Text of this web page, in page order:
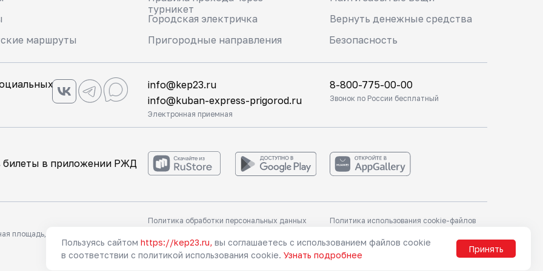
Пользуясь сайтом https://kep23.ru, вы соглашаетесь с использованием файлов cookie
в соответствии с политикой использования cookie. Узнать подробнее
Принять
билеты в приложении РЖД
8-800-775-00-00
Городская электричка
Безопасность
Пригородные направления
Вернуть денежные средства
info@kep23.ru
Звонок по России бесплатный
Электронная приемная
info@kuban-express-prigorod.ru
площадь, д. №1.
Политика обработки персональных данных
Политика использования cookie-файлов
турникет
маршруты
площадь, д. №1.
Политика обработки персональных данных
Политика использования cookie-файлов